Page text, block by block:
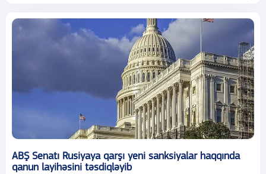
ABŞ Senatı Rusiyaya qarşı yeni sanksiyalar haqqında
qanun layihəsini təsdiqləyib